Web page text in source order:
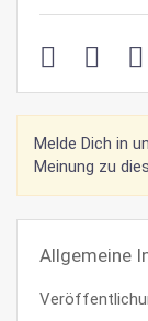
Melde Dich in
Meinung zu
Allgemeine